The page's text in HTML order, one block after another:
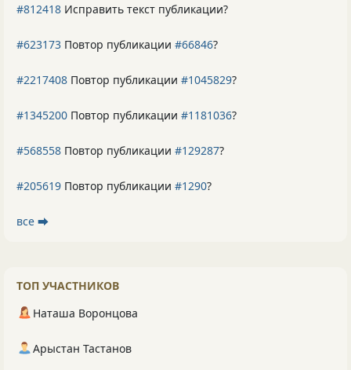
#812418 Исправить текст публикации?
#623173 Повтор публикации #66846?
#2217408 Повтор публикации #1045829?
#1345200 Повтор публикации #1181036?
#568558 Повтор публикации #129287?
#205619 Повтор публикации #1290?
все ⮕
ТОП УЧАСТНИКОВ
Наташа Воронцова
Арыстан Тастанов